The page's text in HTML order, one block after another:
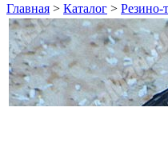
Главная > Каталог > Резино-